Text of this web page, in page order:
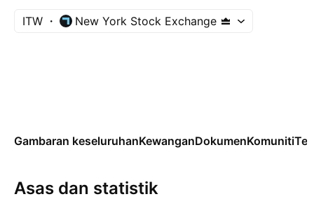
ITW New York Stock Exchange
Gambaran keseluruhanKewanganDokumenKomuniti
Asas dan statistik